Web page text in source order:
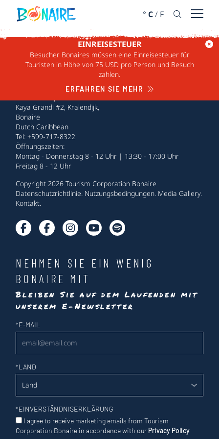
WEITER ZUM INHALT
° C/ F Menü
EINREISESTEUER
Besucher Bonaires müssen eine Einreisesteuer für
Touristen in Höhe von 75 USD pro Person und Besuch
zahlen.
ERFAHREN SIE MEHR
Kaya Grandi #2, Kralendijk,
Bonaire
Dutch Caribbean
Tel: +599-717-8322
Öffnungszeiten:
Montag - Donnerstag 8 - 12 Uhr | 13:30 - 17:00 Uhr
Freitag 8 - 12 Uhr
Copyright 2026 Tourism Corporation Bonaire
Datenschutzrichtlinie. Nutzungsbedingungen. Media Gallery.
Kontakt.
NEHMEN SIE EIN WENIG
BONAIRE MIT
Bleiben Sie auf dem Laufenden mit
unserem E-Newsletter
Newsletter
*E-MAIL
*LAND
*EINVERSTÄNDNISERKLÄRUNG
I agree to receive marketing emails from Tourism
Corporation Bonaire in accordance with our Privacy Policy